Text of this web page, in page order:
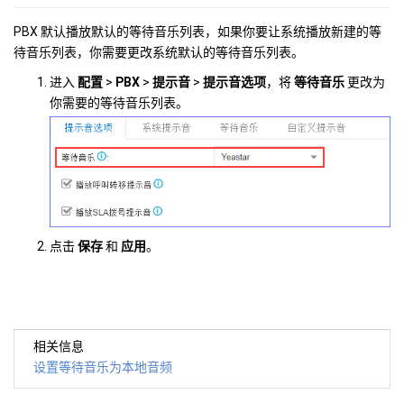
PBX 默认播放默认的等待音乐列表，如果你要让系统播放新建的等
待音乐列表，你需要更改系统默认的等待音乐列表。
进入 配置 > PBX > 提示音 > 提示音选项，将等待音乐 更改为
你需要的等待音乐列表。
点击保存和 应用。
相关信息
设置等待音乐为本地音频